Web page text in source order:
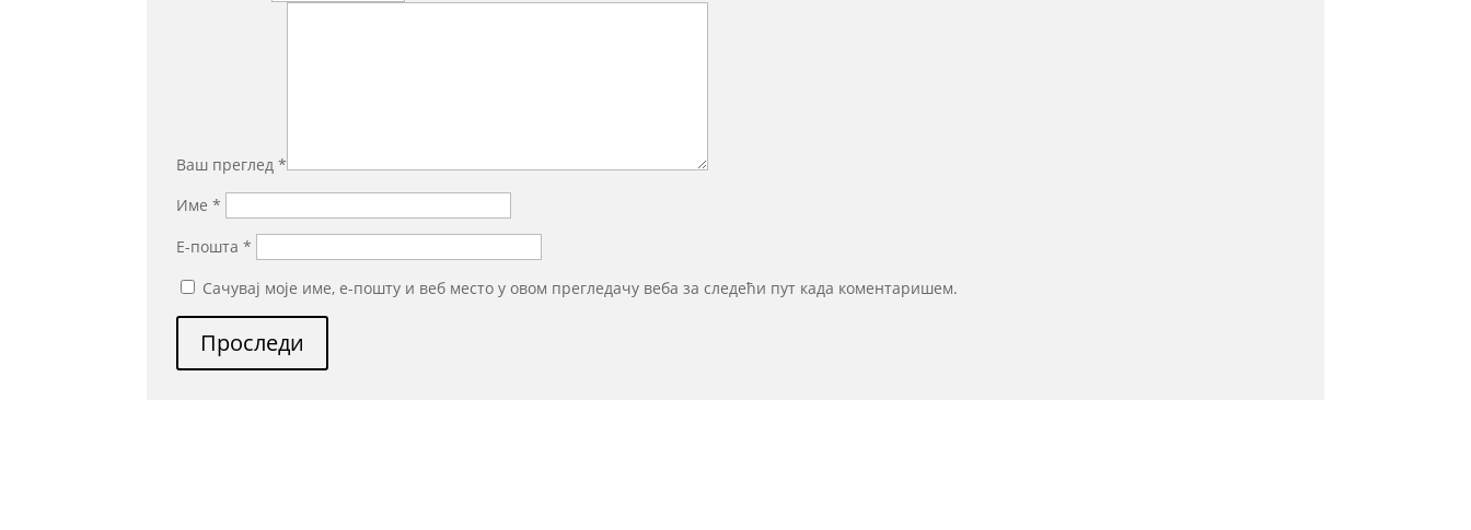
Ваш преглед*
Име*
Е-пошта*
Сачувај моје име, е-пошту и веб место у овом прегледачу веба за следећи пут када коментаришем.
Проследи